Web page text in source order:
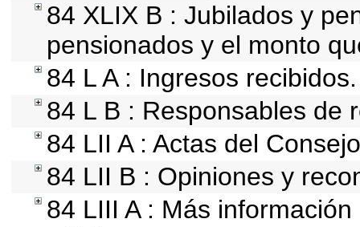
84 XLIX B : Jubilados y
pensionados y el monto
84 L A : Ingresos recibidos.
84 L B : Responsables de
84 LII A : Actas del
84 LII B : Opiniones y
84 LIII A : Más